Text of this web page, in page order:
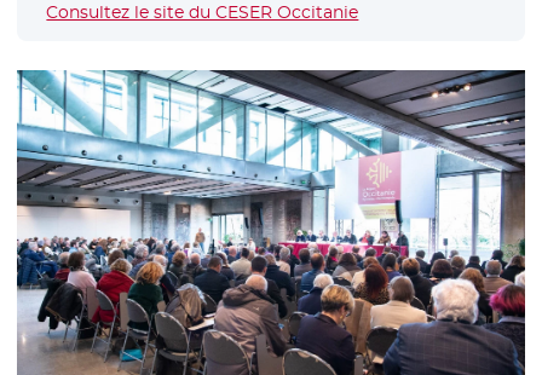
Consultez le site du CESER Occitanie